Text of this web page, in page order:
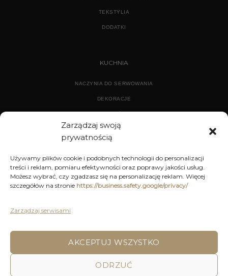
Zarządzaj swoją
prywatnością
Używamy plików cookie i podobnych technologii do personalizacji
treści i reklam, pomiaru efektywności oraz poprawy jakości usług.
Możesz wybrać, czy zgadzasz się na personalizację reklam. Więcej
szczegółów na stronie https://business.safety.google/privacy/
Zarządzaj serwisami
AKCEPTUJ WSZYSTKO
ODRZUĆ
TEKSTYLIA
DODATKI
KUCHNIA
NACZYNIA DO SERWOWANIA
DEKORACJE
DEKORACJE
KUCHNIA
POLITYKA PRYWATNOŚCI
REGULAMIN SKLEPU ON-LINE